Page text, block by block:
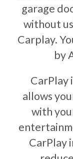
garage
without
Carplay.
by
CarPlay
allows
with
CarPlay